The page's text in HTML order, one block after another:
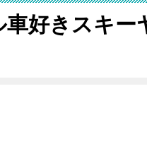
好きスキー